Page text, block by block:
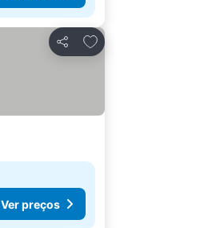
Partilhar
Adicionar aos favoritos
Ver preços